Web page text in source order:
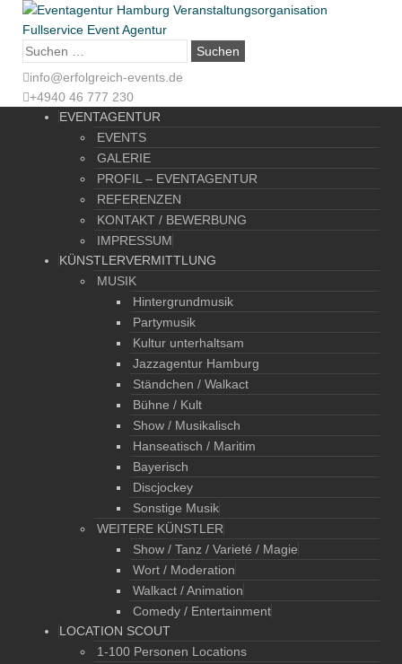
Suche
info@erfolgreich-events.de
+4940 46 777 230
EVENTAGENTUR
EVENTS
GALERIE
PROFIL – EVENTAGENTUR
REFERENZEN
KONTAKT / BEWERBUNG
IMPRESSUM
KÜNSTLERVERMITTLUNG
MUSIK
Hintergrundmusik
Partymusik
Kultur unterhaltsam
Jazzagentur Hamburg
Ständchen / Walkact
Bühne / Kult
Show / Musikalisch
Hanseatisch / Maritim
Bayerisch
Discjockey
Sonstige Musik
WEITERE KÜNSTLER
Show / Tanz / Varieté / Magie
Wort / Moderation
Walkact / Animation
Comedy / Entertainment
LOCATION SCOUT
1-100 Personen Locations